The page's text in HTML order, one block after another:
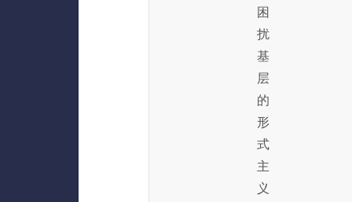
困
扰
基
层
的
形
式
主
义